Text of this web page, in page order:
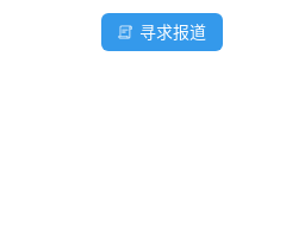
寻求报道